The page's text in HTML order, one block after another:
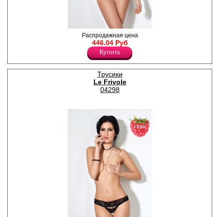
Кружевные высокие трусики
с открытым доступом и
декоративным поясом из
множества бретелей.
Лайкра 24%
Полиамид 76%
Распродажная цена
446.04 Руб
Купить
Трусики
Le Frivole
04298
−70%